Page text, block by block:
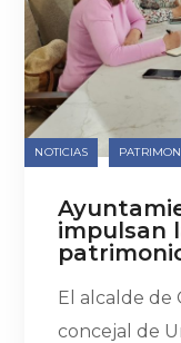
NOTICIAS
impulsan
El alcalde de
concejal de